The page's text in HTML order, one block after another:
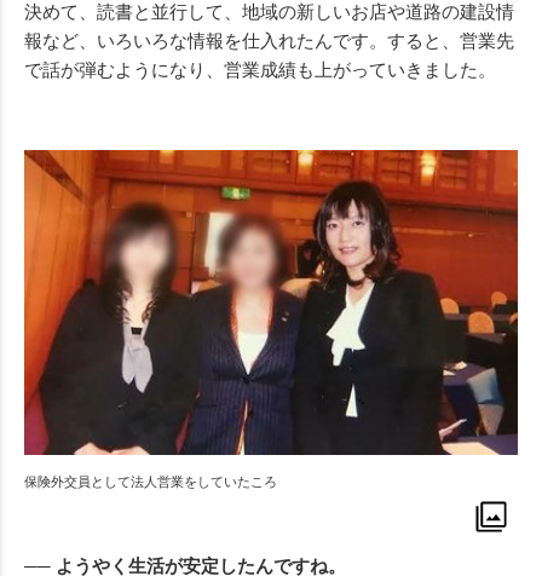
決めて、読書と並行して、地域の新しいお店や道路の建設情
報など、いろいろな情報を仕入れたんです。すると、営業先
で話が弾むようになり、営業成績も上がっていきました。
保険外交員として法人営業をしていたころ
── ようやく生活が安定したんですね。